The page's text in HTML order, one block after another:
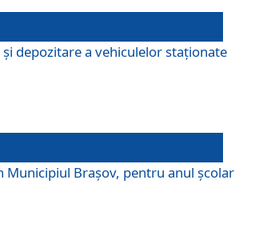
depozitare a vehiculelor staționate
Braşov, pentru anul școlar